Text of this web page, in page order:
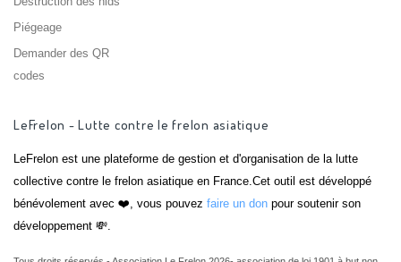
Piégeage
Demander des QR
codes
LeFrelon - Lutte contre le frelon asiatique
LeFrelon est une plateforme de gestion et d'organisation de la lutte
collective contre le frelon asiatique en France.Cet outil est développé
bénévolement avec ❤️, vous pouvez faire un don pour soutenir son
développement 💸.